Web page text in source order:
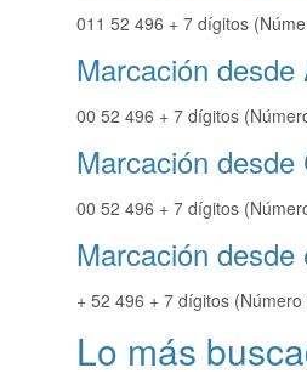
011 52 496 + 7 dígitos
Marcación desde
00 52 496 + 7 dígitos
Marcación desde
00 52 496 + 7 dígitos
Marcación
+ 52 496 + 7 dígitos
Lo más